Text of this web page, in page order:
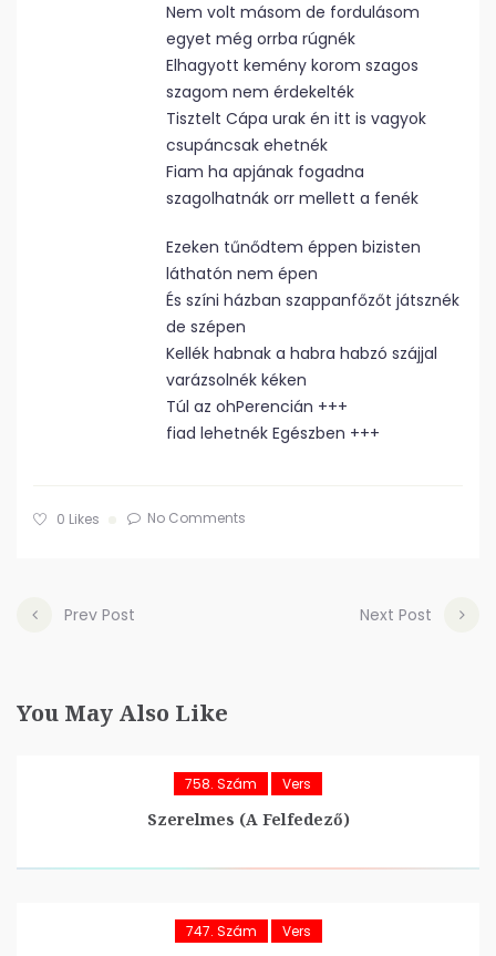
Nem volt másom de fordulásom
egyet még orrba rúgnék
Elhagyott kemény korom szagos
szagom nem érdekelték
Tisztelt Cápa urak én itt is vagyok
csupáncsak ehetnék
Fiam ha apjának fogadna
szagolhatnák orr mellett a fenék
Ezeken tűnődtem éppen bizisten
láthatón nem épen
És színi házban szappanfőzőt játsznék
de szépen
Kellék habnak a habra habzó szájjal
varázsolnék kéken
Túl az ohPerencián +++
fiad lehetnék Egészben +++
0 Likes No Comments
Prev Post Next Post
You May Also Like
758. Szám Vers
Szerelmes (A Felfedező)
747. Szám Vers